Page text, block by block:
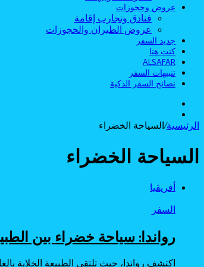
عروض وحجوزات
فنادق وتجارب إقامة
عروض الطيران والحجوزات
جديد السفر
كنت هنا
ALSAFAR
تنبيهات السفر
نصائح السفر الذكية
عن
الرئيسية/ السياحة الخضراء
السياحة الخضراء
أفريقيا
السفر
رواندا: سياحة خضراء بين
اكتشف رواندا، حيث تلتقي الطبيعة الخلابة